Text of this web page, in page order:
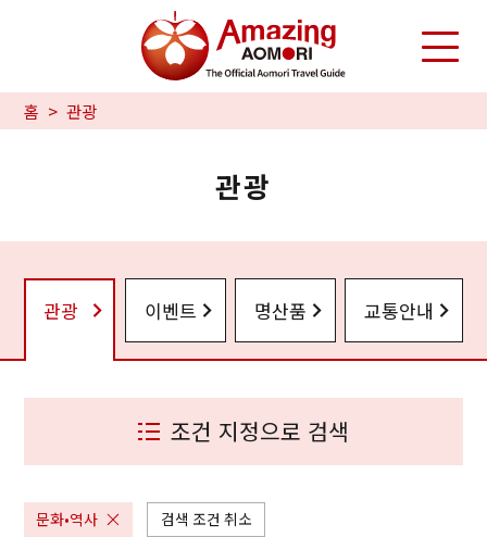
홈 관광
관광
관광 이벤트 명산품 교통안내
조건 지정으로 검색
문화•역사 검색 조건 취소